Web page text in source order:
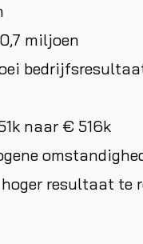
miljoen
naar € 516k
resultaat te